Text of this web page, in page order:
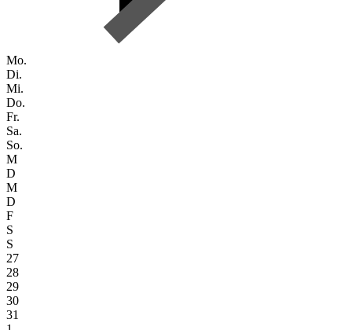
Mo.
Di.
Mi.
Do.
Fr.
Sa.
So.
M
D
M
D
F
S
S
27
28
29
30
31